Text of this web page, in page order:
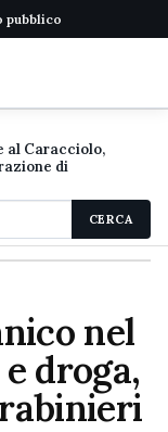
pubblico
al Caracciolo,
di
CERCA
nel
droga,